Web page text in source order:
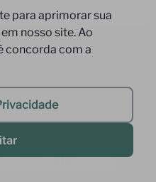
para aprimorar sua
nosso site. Ao
concorda com a
email